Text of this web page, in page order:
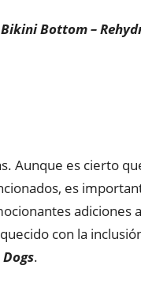
Bottom –
Aunque es cierto
es
adiciones
con la
.